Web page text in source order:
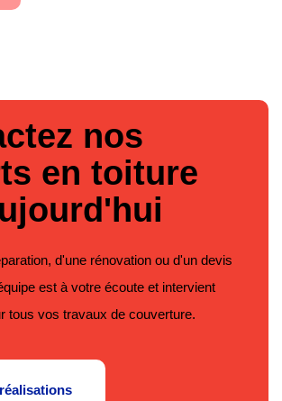
nos
en toiture
d'une rénovation ou d'un devis
est à votre écoute et intervient
tous vos travaux de couverture.